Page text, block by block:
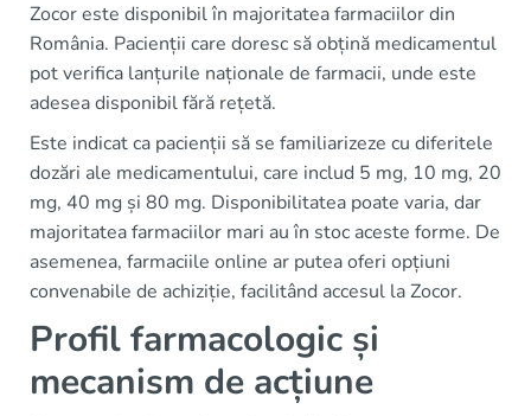
Zocor este disponibil în majoritatea farmaciilor din
România. Pacienții care doresc să obțină medicamentul
pot verifica lanțurile naționale de farmacii, unde este
adesea disponibil fără rețetă.
Este indicat ca pacienții să se familiarizeze cu diferitele
dozări ale medicamentului, care includ 5 mg, 10 mg, 20
mg, 40 mg și 80 mg. Disponibilitatea poate varia, dar
majoritatea farmaciilor mari au în stoc aceste forme. De
asemenea, farmaciile online ar putea oferi opțiuni
convenabile de achiziție, facilitând accesul la Zocor.
Profil farmacologic și
mecanism de acțiune